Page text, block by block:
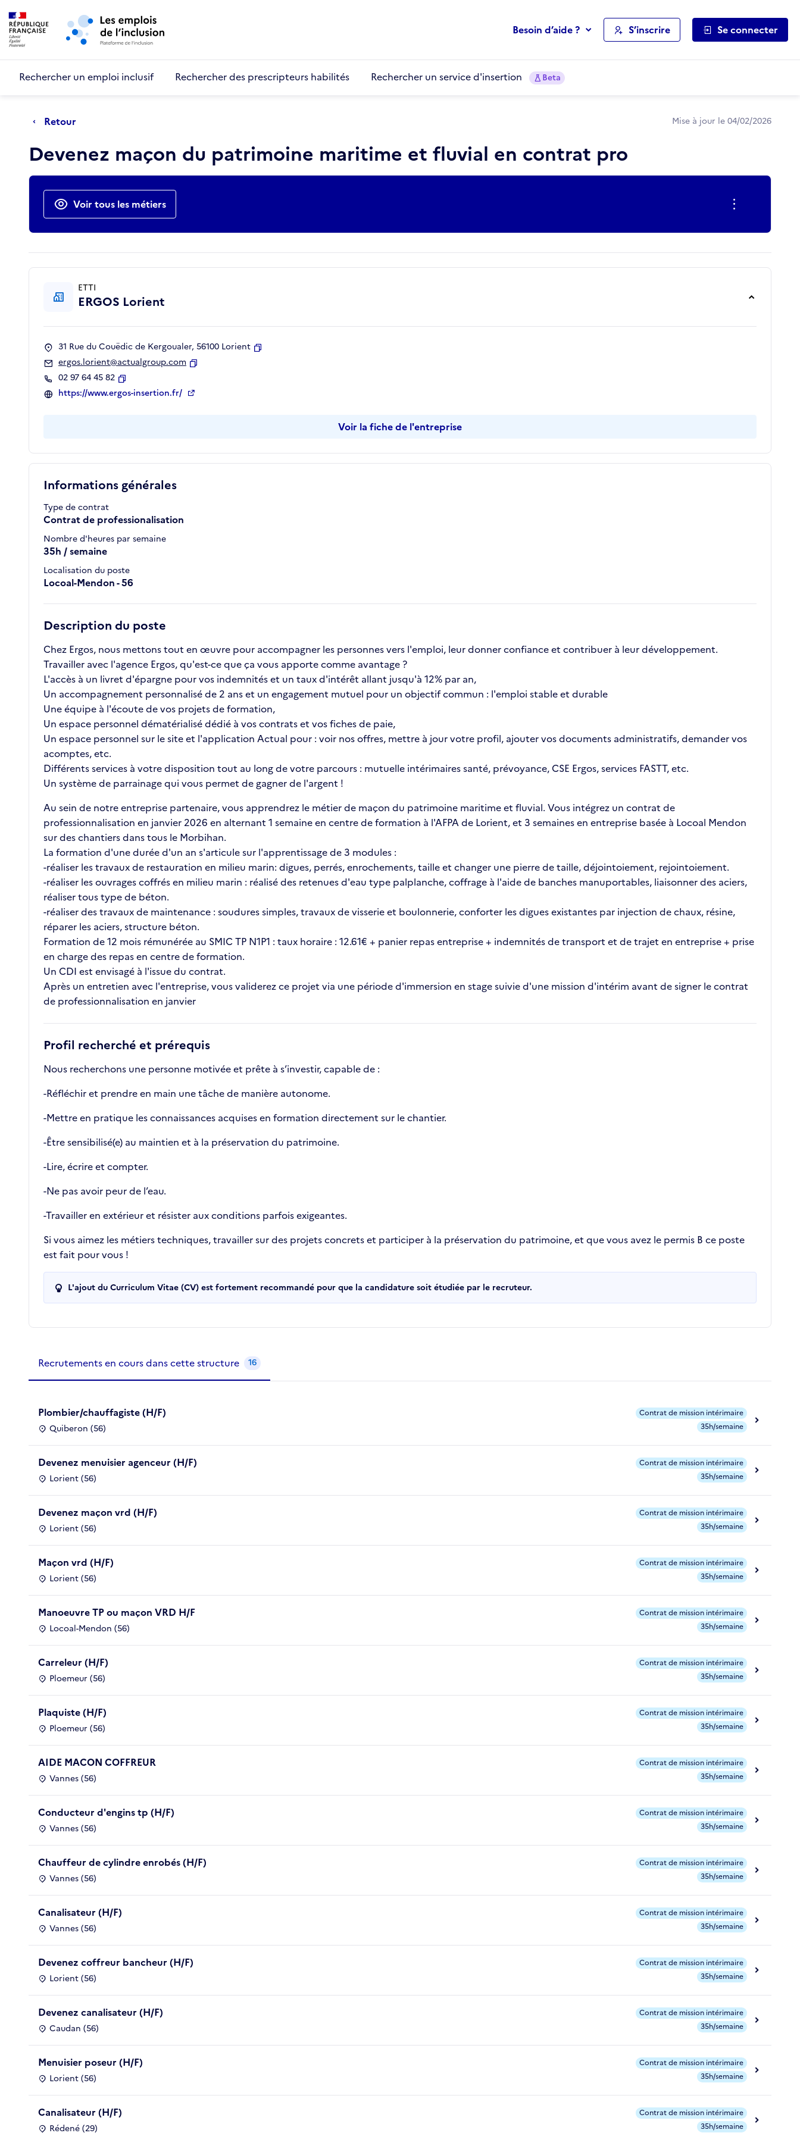
Aller au menu principal
Besoin d’aide ? S’inscrire Se connecter
Rechercher un emploi inclusif Rechercher des prescripteurs habilités Rechercher un service d'insertion Beta
Retour Mise à jour le 04/02/2026
Devenez maçon du patrimoine maritime et fluvial en contrat pro
Actions rapides
Voir tous les métiers
Informations générales
Type de contrat
Contrat de professionalisation
Nombre d'heures par semaine
35h / semaine
Localisation du poste
Locoal-Mendon - 56
Description du poste
Chez Ergos, nous mettons tout en œuvre pour accompagner les personnes vers l'emploi, leur donner confiance et contribuer à leur développement.
Travailler avec l'agence Ergos, qu'est-ce que ça vous apporte comme avantage ?
L'accès à un livret d'épargne pour vos indemnités et un taux d'intérêt allant jusqu'à 12% par an,
Un accompagnement personnalisé de 2 ans et un engagement mutuel pour un objectif commun : l'emploi stable et durable
Une équipe à l'écoute de vos projets de formation,
Un espace personnel dématérialisé dédié à vos contrats et vos fiches de paie,
Un espace personnel sur le site et l'application Actual pour : voir nos offres, mettre à jour votre profil, ajouter vos documents administratifs, demander vos
acomptes, etc.
Différents services à votre disposition tout au long de votre parcours : mutuelle intérimaires santé, prévoyance, CSE Ergos, services FASTT, etc.
Un système de parrainage qui vous permet de gagner de l'argent !
Au sein de notre entreprise partenaire, vous apprendrez le métier de maçon du patrimoine maritime et fluvial. Vous intégrez un contrat de
professionnalisation en janvier 2026 en alternant 1 semaine en centre de formation à l'AFPA de Lorient, et 3 semaines en entreprise basée à Locoal Mendon
sur des chantiers dans tous le Morbihan.
La formation d'une durée d'un an s'articule sur l'apprentissage de 3 modules :
-réaliser les travaux de restauration en milieu marin: digues, perrés, enrochements, taille et changer une pierre de taille, déjointoiement, rejointoiement.
-réaliser les ouvrages coffrés en milieu marin : réalisé des retenues d'eau type palplanche, coffrage à l'aide de banches manuportables, liaisonner des aciers,
réaliser tous type de béton.
-réaliser des travaux de maintenance : soudures simples, travaux de visserie et boulonnerie, conforter les digues existantes par injection de chaux, résine,
réparer les aciers, structure béton.
Formation de 12 mois rémunérée au SMIC TP N1P1 : taux horaire : 12.61€ + panier repas entreprise + indemnités de transport et de trajet en entreprise + prise
en charge des repas en centre de formation.
Un CDI est envisagé à l'issue du contrat.
Après un entretien avec l'entreprise, vous validerez ce projet via une période d'immersion en stage suivie d'une mission d'intérim avant de signer le contrat
de professionnalisation en janvier
Profil recherché et prérequis
Nous recherchons une personne motivée et prête à s’investir, capable de :
-Réfléchir et prendre en main une tâche de manière autonome.
-Mettre en pratique les connaissances acquises en formation directement sur le chantier.
-Être sensibilisé(e) au maintien et à la préservation du patrimoine.
-Lire, écrire et compter.
-Ne pas avoir peur de l’eau.
-Travailler en extérieur et résister aux conditions parfois exigeantes.
Si vous aimez les métiers techniques, travailler sur des projets concrets et participer à la préservation du patrimoine, et que vous avez le permis B ce poste
est fait pour vous !
L'ajout du Curriculum Vitae (CV) est fortement recommandé pour que la candidature soit étudiée par le recruteur.
ETTI
ERGOS Lorient
31 Rue du Couëdic de Kergoualer, 56100 Lorient
ergos.lorient@actualgroup.com
02 97 64 45 82
Copier
https://www.ergos-insertion.fr/
Voir la fiche de l'entreprise
Recrutements de la structure
Recrutements en cours dans cette structure 16
Plombier/chauffagiste (H/F)
Quiberon (56)
Contrat de mission intérimaire
35h/semaine
Devenez menuisier agenceur (H/F)
Lorient (56)
Contrat de mission intérimaire
35h/semaine
Devenez maçon vrd (H/F)
Lorient (56)
Contrat de mission intérimaire
35h/semaine
Maçon vrd (H/F)
Lorient (56)
Contrat de mission intérimaire
35h/semaine
Manoeuvre TP ou maçon VRD H/F
Locoal-Mendon (56)
Contrat de mission intérimaire
35h/semaine
Carreleur (H/F)
Ploemeur (56)
Contrat de mission intérimaire
35h/semaine
Plaquiste (H/F)
Ploemeur (56)
Contrat de mission intérimaire
35h/semaine
AIDE MACON COFFREUR
Vannes (56)
Contrat de mission intérimaire
35h/semaine
Conducteur d'engins tp (H/F)
Vannes (56)
Contrat de mission intérimaire
35h/semaine
Chauffeur de cylindre enrobés (H/F)
Vannes (56)
Contrat de mission intérimaire
35h/semaine
Canalisateur (H/F)
Vannes (56)
Contrat de mission intérimaire
35h/semaine
Devenez coffreur bancheur (H/F)
Lorient (56)
Contrat de mission intérimaire
35h/semaine
Devenez canalisateur (H/F)
Caudan (56)
Contrat de mission intérimaire
35h/semaine
Menuisier poseur (H/F)
Lorient (56)
Contrat de mission intérimaire
35h/semaine
Canalisateur (H/F)
Rédené (29)
Contrat de mission intérimaire
35h/semaine